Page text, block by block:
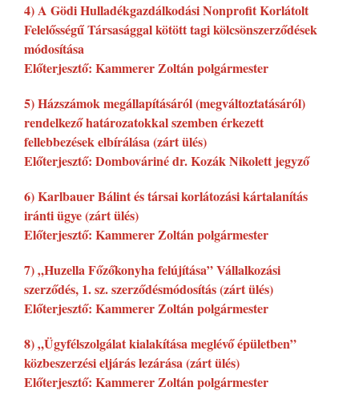
4) A Gödi Hulladékgazdálkodási Nonprofit Korlátolt
Felelősségű Társasággal kötött tagi kölcsönszerződések
módosítása
Előterjesztő: Kammerer Zoltán polgármester
5) Házszámok megállapításáról (megváltoztatásáról)
rendelkező határozatokkal szemben érkezett
fellebbezések elbírálása (zárt ülés)
Előterjesztő: Dombováriné dr. Kozák Nikolett jegyző
6) Karlbauer Bálint és társai korlátozási kártalanítás
iránti ügye (zárt ülés)
Előterjesztő: Kammerer Zoltán polgármester
7) „Huzella Főzőkonyha felújítása” Vállalkozási
szerződés, 1. sz. szerződésmódosítás (zárt ülés)
Előterjesztő: Kammerer Zoltán polgármester
8) „Ügyfélszolgálat kialakítása meglévő épületben”
közbeszerzési eljárás lezárása (zárt ülés)
Előterjesztő: Kammerer Zoltán polgármester